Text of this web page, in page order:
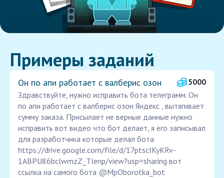
Примеры заданий
Он по апи работает с валберис озон
5000
Здравствуйте, нужно исправить бота телеграмм. Он
по апи работает с валберис озон Яндекс , вытягивает
сумму заказа. Присылает не верные данные нужно
исправить вот видео что бот делает, я его записывал
для разработчика которые делал бота
https://drive.google.com/file/d/17ptscIKyKRv-
1ABPU86bclwmzZ_Tlenp/view?usp=sharing вот
ссылка на самого бота @MpOborotka_bot